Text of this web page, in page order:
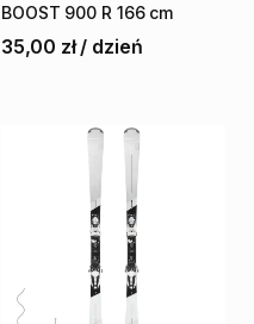
BOOST 900 R 166 cm
35,00 zł / dzień